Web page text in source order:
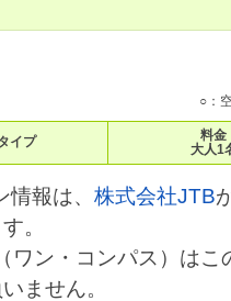
○：
イプ
料金
大人1
報は、 株式会社JTB
。
ワン・コンパス）はこ
ません。